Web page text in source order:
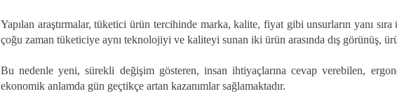
Yapılan araştırmalar, tüketici ürün tercihinde marka, kalite, fiyat gibi unsurların yanı
çoğu zaman tüketiciye aynı teknolojiyi ve kaliteyi sunan iki ürün arasında dış görünüş,
Bu nedenle yeni, sürekli değişim gösteren, insan ihtiyaçlarına cevap verebilen,
ekonomik anlamda gün geçtikçe artan kazanımlar sağlamaktadır.